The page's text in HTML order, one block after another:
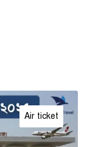
Air ticket